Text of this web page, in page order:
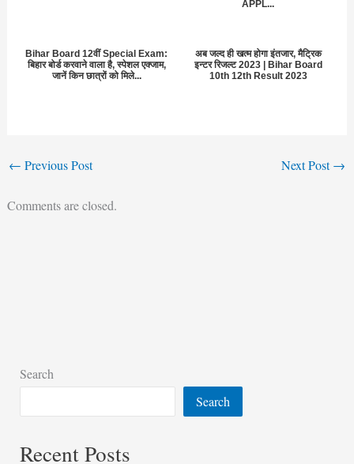
APPL...
Bihar Board 12वीं Special Exam:
बिहार बोर्ड करवाने वाला है, स्पेशल एक्जाम,
जानें किन छात्रों को मिले...
अब जल्द ही खत्म होगा इंतजार, मैट्रिक
इन्टर रिजल्ट 2023 | Bihar Board
10th 12th Result 2023
← Previous Post Next Post→
Comments are closed.
Search
Search
Recent Posts